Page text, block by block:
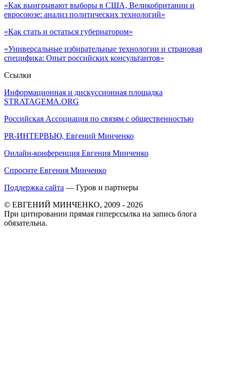
«Как выигрывают выборы в США, Великобритании и
евросоюзе: анализ политических технологий»
«Как стать и остаться губернатором»
«Универсальные избирательные технологии и страновая
специфика: Опыт российских консультантов»
Ссылки
Информационная и дискуссионная площадка
STRATAGEMA.ORG
Российская Ассоциация по связям с общественностью
PR-ИНТЕРВЬЮ, Евгений Минченко
Онлайн-конференция Евгения Минченко
Спросите Евгения Минченко
Поддержка сайта — Гуров и партнеры
© ЕВГЕНИЙ МИНЧЕНКО, 2009 - 2026
При цитировании прямая гиперссылка на запись блога
обязательна.